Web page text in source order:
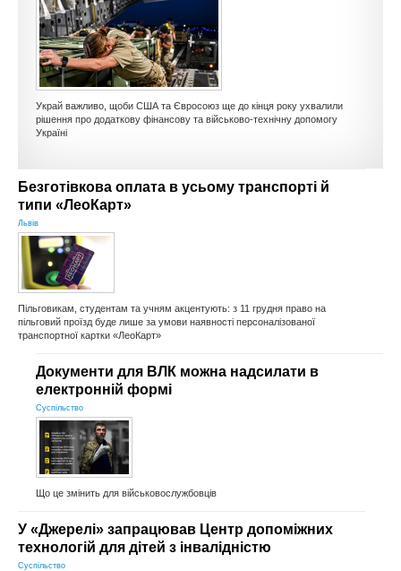
КУЛЬТУРА
СПОРТ
ОПИТУВАННЯ
Украй важливо, щоби США та Євросоюз ще до кінця року ухвалили
рішення про додаткову фінансову та військово-технічну допомогу
Україні
Безготівкова оплата в усьому транспорті й
типи «ЛеоКарт»
Львів
Пільговикам, студентам та учням акцентують: з 11 грудня право на
пільговий проїзд буде лише за умови наявності персоналізованої
транспортної картки «ЛеоКарт»
Документи для ВЛК можна надсилати в
електронній формі
Суспільство
Що це змінить для військовослужбовців
У «Джерелі» запрацював Центр допоміжних
технологій для дітей з інвалідністю
Суспільство